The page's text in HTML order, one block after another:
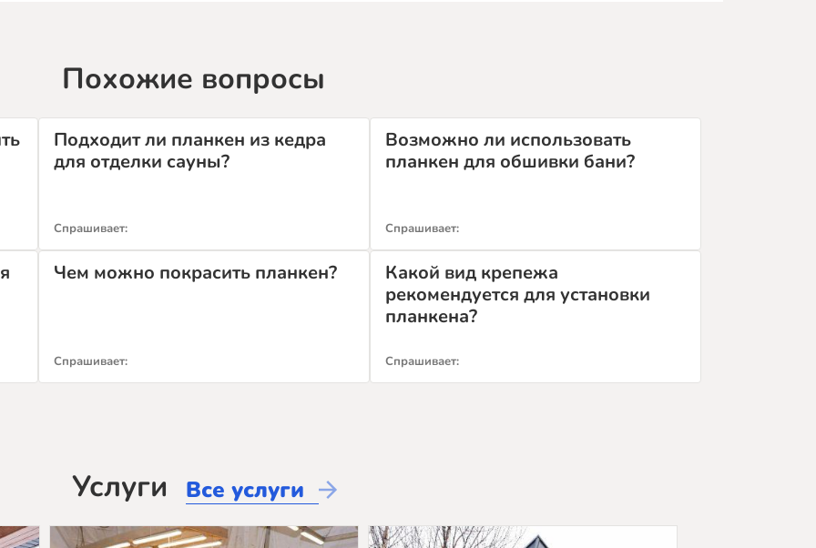
Похожие вопросы
Подходит ли планкен из кедра
для отделки сауны?
Спрашивает:
Возможно ли использовать
планкен для обшивки бани?
Спрашивает:
Чем можно покрасить планкен?
Спрашивает:
Какой вид крепежа
рекомендуется для установки
планкена?
Спрашивает:
Услуги Все услуги